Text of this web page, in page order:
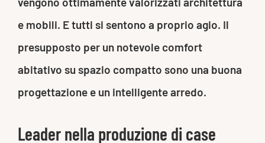
e mobili. E tutti si sentono a proprio agio. Il
presupposto per un notevole comfort
abitativo su spazio compatto sono una buona
progettazione e un intelligente arredo.
Leader nella produzione di case